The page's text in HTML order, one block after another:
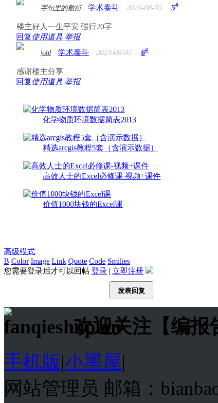
字句里的敷衍 学术泰斗 2023-08-05 5#
楼主好人一生平安 强行20字
回复使用道具 举报
johl 学术泰斗 2023-08-05 6#
感谢楼主分享
回复使用道具 举报
化学物质环境数据简表2013
精选arcgis教程5套（含演示数据）
高效人士的Excel必修课-视频+课件
价值1000块钱的Excel课
高级模式
B Color Image Link Quote Code Smilies
您需要登录后才可以回帖 登录 | 立即注册
发表回复
欢迎关注【编报
手机版|小黑屋|
网站管理员 邮箱：